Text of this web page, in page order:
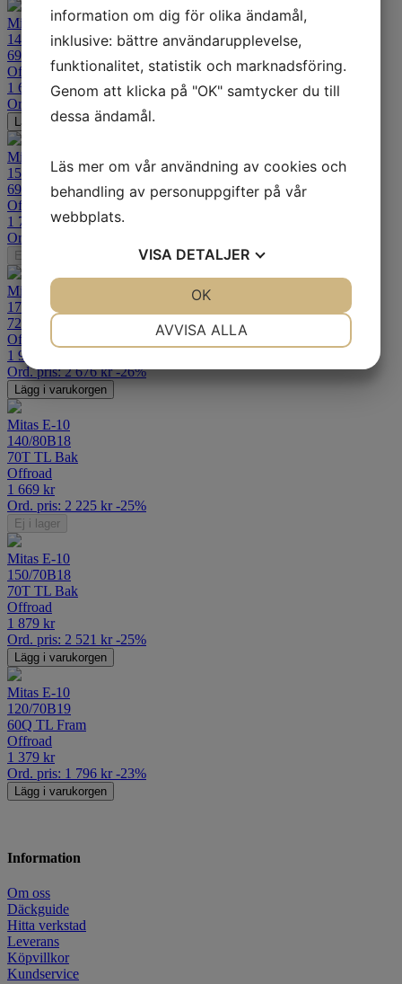
Mitas E-10
140/80-17
69T TL Bak
Offroad
1 619
kr
Ord. pris:
Lägg i varukorgen
Mitas E-10
150/70B17
69T TL Bak
Offroad
1 779
kr
Ord. pris:
Ej i lager
Mitas E-10
170/60B17
72Q TL Bak
Offroad
1 989
Ord. pris:2 676kr -26%
Lägg i varukorgen
Mitas E-10
140/80B18
70T TL Bak
Offroad
1 669 kr
Ord. pris: 2 225 kr -25%
Ej i lager
Mitas E-10
150/70B18
70T TL Bak
Offroad
1 879 kr
Ord. pris: 2 521 kr -25%
Lägg i varukorgen
Mitas E-10
120/70B19
60Q TL Fram
Offroad
1 379 kr
Ord. pris: 1 796 kr -23%
Lägg i varukorgen
Information
Om oss
Däckguide
Hitta verkstad
Leverans
Köpvillkor
Kundservice
information om dig för olika ändamål,
inklusive: bättre användarupplevelse,
funktionalitet, statistik och marknadsföring.
Genom att klicka på "OK" samtycker du till
dessa ändamål.
Läs mer om vår användning av cookies och
behandling av personuppgifter på vår
webbplats.
VISA DETALJER
MARKNADSFÖRING
AVVISA ALLA
OK